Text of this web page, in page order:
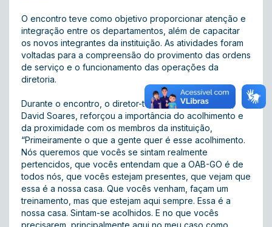
O encontro teve como objetivo proporcionar atenção e
integração entre os departamentos, além de capacitar
os novos integrantes da instituição. As atividades foram
voltadas para a compreensão do provimento das ordens
de serviço e o funcionamento das operações da
diretoria.
Durante o encontro, o diretor-tesoureiro da OAB-GO,
David Soares, reforçou a importância do acolhimento e
da proximidade com os membros da instituição,
“Primeiramente o que a gente quer é esse acolhimento.
Nós queremos que vocês se sintam realmente
pertencidos, que vocês entendam que a OAB-GO é de
todos nós, que vocês estejam presentes, que vejam que
essa é a nossa casa. Que vocês venham, façam um
treinamento, mas que estejam aqui sempre. Essa é a
nossa casa. Sintam-se acolhidos. E no que vocês
precisarem, principalmente aqui no meu caso como